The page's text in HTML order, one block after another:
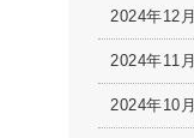
2024年12月
2024年11月
2024年10月